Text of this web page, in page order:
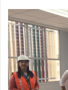
datáfonos
MEP
renovará
12
planes
de
estudio
en
educación